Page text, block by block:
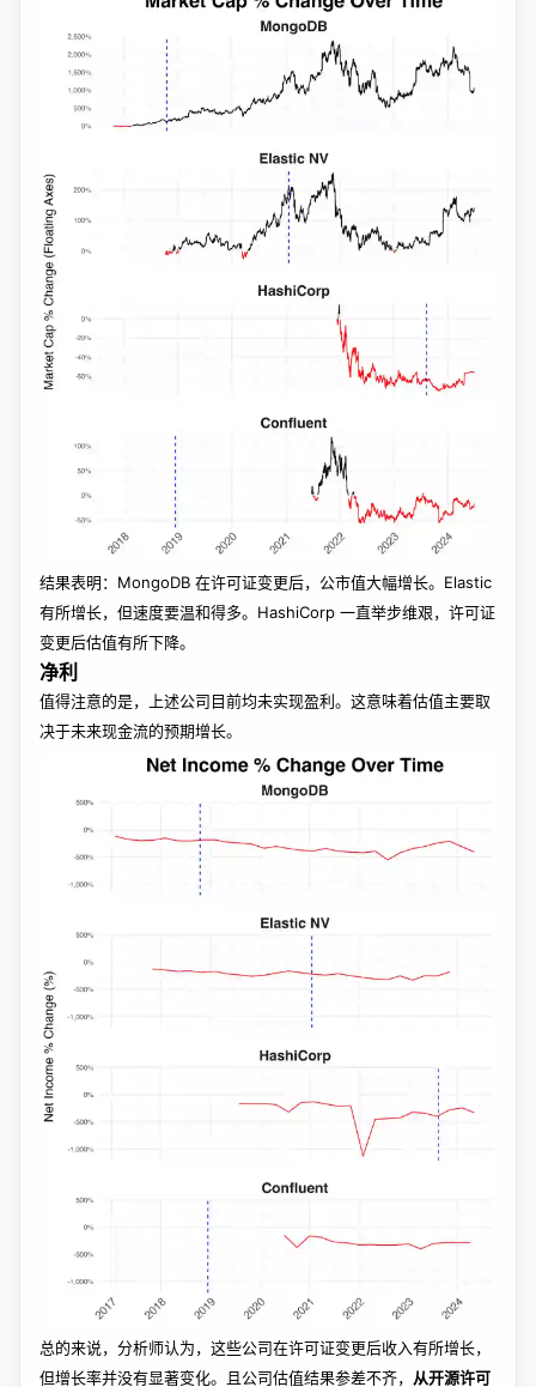
结果表明：MongoDB 在许可证变更后，公市值大幅增长。Elastic
有所增长，但速度要温和得多。HashiCorp 一直举步维艰，许可证
变更后估值有所下降。
净利
值得注意的是，上述公司目前均未实现盈利。这意味着估值主要取
决于未来现金流的预期增长。
总的来说，分析师认为，这些公司在许可证变更后收入有所增长，
但增长率并没有显著变化。且公司估值结果参差不齐， 从开源许可